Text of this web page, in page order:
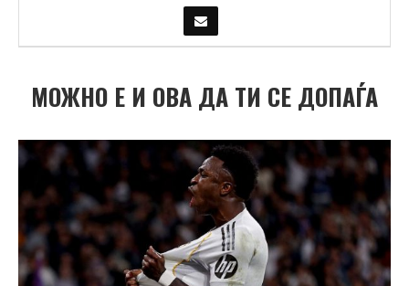
МОЖНО Е И ОВА ДА ТИ СЕ ДОПАЃА